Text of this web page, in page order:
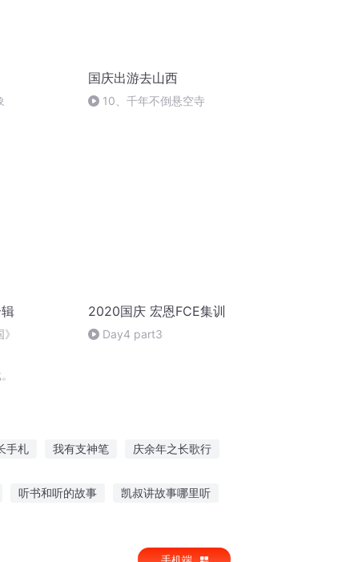
国庆出游去山西
10、千年不倒悬空寺
2020国庆 宏恩FCE集训
Day4 part3
手札 我有支神笔 庆余年之长歌行
听书和听的故事 凯叔讲故事哪里听